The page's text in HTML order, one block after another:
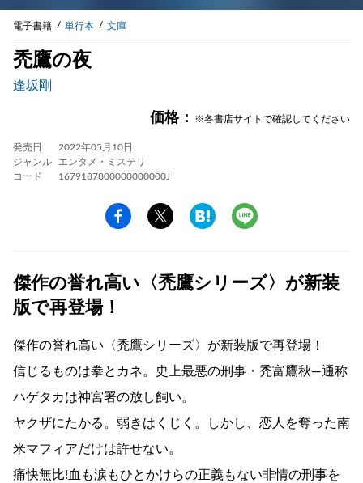
電子書籍 単行本 文庫
禿鷹の夜
逢坂剛
価格： ※各書店サイトで確認してください
発売日
2022年05月10日
ジャンル
エンタメ・ミステリ
コード
1679187800000000000J
傑作の誉れ高い〈禿鷹シリーズ〉が新装
版で再登場！
傑作の誉れ高い〈禿鷹シリーズ〉が新装版で再登場！
信じるものは拳とカネ。史上最悪の刑事・禿富鷹秋―通称
ハゲタカは神宮署の放し飼い。
ヤクザにたかる。弱きはくじく。しかし、恋人を奪った南
米マフィアだけは許せない。
痛快無比!血も涙もひとかけらの正義もない非情の刑事を